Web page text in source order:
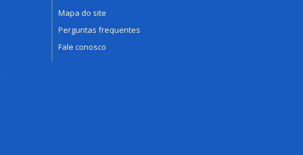
Mapa do site
Perguntas frequentes
Fale conosco